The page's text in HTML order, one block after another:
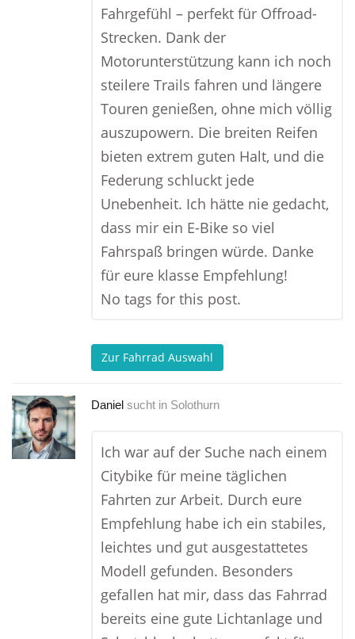
Fahrgefühl – perfekt für Offroad-
Strecken. Dank der
Motorunterstützung kann ich noch
steilere Trails fahren und längere
Touren genießen, ohne mich völlig
auszupowern. Die breiten Reifen
bieten extrem guten Halt, und die
Federung schluckt jede
Unebenheit. Ich hätte nie gedacht,
dass mir ein E-Bike so viel
Fahrspaß bringen würde. Danke
für eure klasse Empfehlung!
No tags for this post.
Zur Fahrrad Auswahl
Daniel sucht in Solothurn
Ich war auf der Suche nach einem
Citybike für meine täglichen
Fahrten zur Arbeit. Durch eure
Empfehlung habe ich ein stabiles,
leichtes und gut ausgestattetes
Modell gefunden. Besonders
gefallen hat mir, dass das Fahrrad
bereits eine gute Lichtanlage und